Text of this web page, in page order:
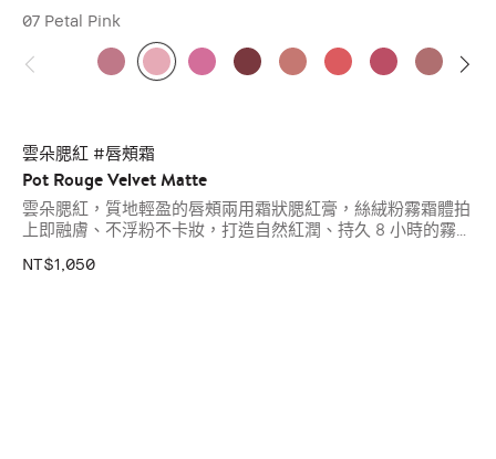
07 Petal Pink
雲朵腮紅 #唇頰霜
Pot Rouge Velvet Matte
雲朵腮紅，質地輕盈的唇頰兩用霜狀腮紅膏，絲絨粉霧霜體拍
上即融膚、不浮粉不卡妝，打造自然紅潤、持久 8 小時的霧面
像天生的。
NT$1,050